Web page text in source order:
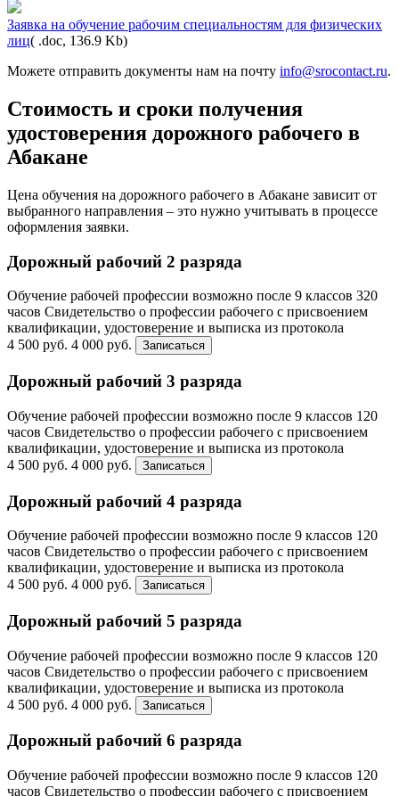
Заявка на обучение рабочим специальностям для физических
лиц( .doc, 136.9 Kb)
Можете отправить документы нам на почту info@srocontact.ru.
Стоимость и сроки получения
удостоверения дорожного рабочего в
Абакане
Цена обучения на дорожного рабочего в Абакане зависит от
выбранного направления – это нужно учитывать в процессе
оформления заявки.
Дорожный рабочий 2 разряда
Обучение рабочей профессии возможно после 9 классов 320
часов Свидетельство о профессии рабочего с присвоением
квалификации, удостоверение и выписка из протокола
4 500 руб. 4 000 руб. Записаться
Дорожный рабочий 3 разряда
Обучение рабочей профессии возможно после 9 классов 120
часов Свидетельство о профессии рабочего с присвоением
квалификации, удостоверение и выписка из протокола
4 500 руб. 4 000 руб. Записаться
Дорожный рабочий 4 разряда
Обучение рабочей профессии возможно после 9 классов 120
часов Свидетельство о профессии рабочего с присвоением
квалификации, удостоверение и выписка из протокола
4 500 руб. 4 000 руб. Записаться
Дорожный рабочий 5 разряда
Обучение рабочей профессии возможно после 9 классов 120
часов Свидетельство о профессии рабочего с присвоением
квалификации, удостоверение и выписка из протокола
4 500 руб. 4 000 руб. Записаться
Дорожный рабочий 6 разряда
Обучение рабочей профессии возможно после 9 классов 120
часов Свидетельство о профессии рабочего с присвоением